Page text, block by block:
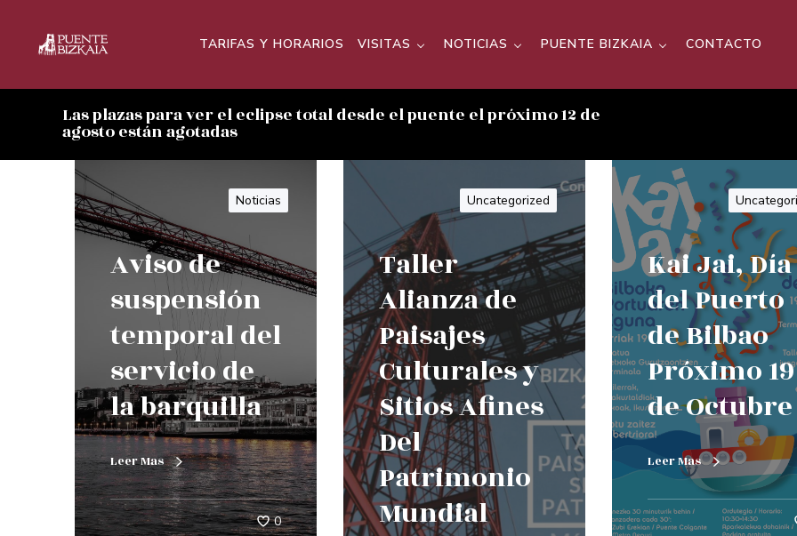
TARIFAS Y HORARIOS VISITAS NOTICIAS PUENTE BIZKAIA CONTACTO
Las plazas para ver el eclipse total desde el puente el próximo 12 de
agosto están agotadas
Noticias
Aviso de
suspensión
temporal del
servicio de
la barquilla
Leer Mas
0
Uncategorized
Taller
Alianza de
Paisajes
Culturales y
Sitios Afines
Del
Patrimonio
Mundial
Kai Jai, Día
del Puerto
de Bilbao
Próximo 19
de Octubre
Leer Mas